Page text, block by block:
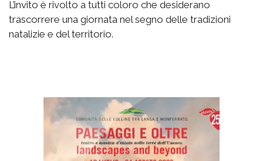
L’invito è rivolto a tutti coloro che desiderano
trascorrere una giornata nel segno delle tradizioni
natalizie e del territorio.